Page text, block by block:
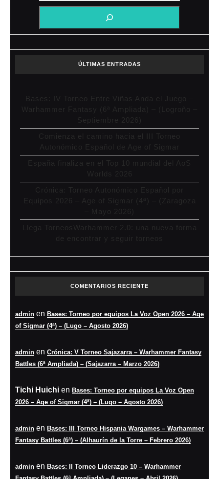
ÚLTIMAS ENTRADAS
Bases: IV Torneo Entre Viñas Anda el Juego –
Warhammer Fantasy (6ª Ampliada) – (Logroño –
Septiembre 2026)
Comienza el camino hacia el III Torneo
Autonómico Español de Age of Sigmar
España finaliza en el Top 10 mundial del AoS
Worlds 2026
Crónica: Torneo Autonómico Español por
Equipos 2026 – Age of Sigmar (4ª) – (Zaragoza
– Mayo 2026)
Llega TorneosWarhammer 2.0: una nueva forma
de encontrar y seguir torneos
COMENTARIOS RECIENTE
admin en Bases: Torneo por equipos La Voz Open 2026 – Age
of Sigmar (4ª) – (Lugo – Agosto 2026)
admin en Crónica: V Torneo Sajazarra – Warhammer Fantasy
Battles (6ª Ampliada) – (Sajazarra – Marzo 2026)
Tichi Huichi en Bases: Torneo por equipos La Voz Open
2026 – Age of Sigmar (4ª) – (Lugo – Agosto 2026)
admin en Bases: III Torneo Hispania Wargames – Warhammer
Fantasy Battles (6ª) – (Alhaurín de la Torre – Febrero 2026)
admin en Bases: II Torneo Liderazgo 10 – Warhammer